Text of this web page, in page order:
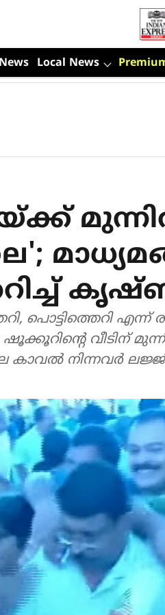
Local News
പൊട്ടിത്തെറി
വീടിന്
കാവല്‍ നിന്നവര്‍